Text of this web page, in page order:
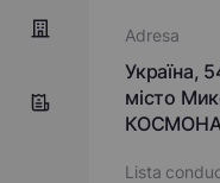
Adresa
Україна,
місто
Lista